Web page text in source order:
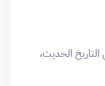
الحديث،